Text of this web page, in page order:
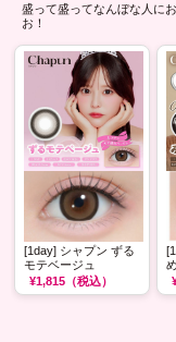
盛って盛ってなんぼな人に
お！
[1day] シャプン ずる
モテベージュ
¥1,815 （税込）